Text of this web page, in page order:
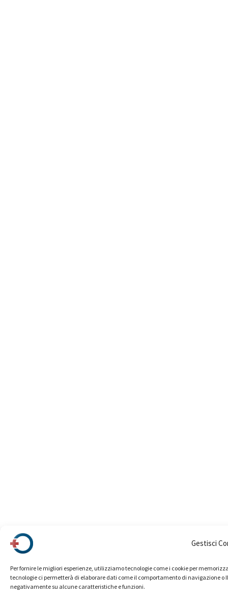
Gestisci
Per fornire le migliori esperienze, utilizziamo tecnologie come i cookie per
tecnologie ci permetterà di elaborare dati come il comportamento di navigazione o
negativamente su alcune caratteristiche e funzioni.